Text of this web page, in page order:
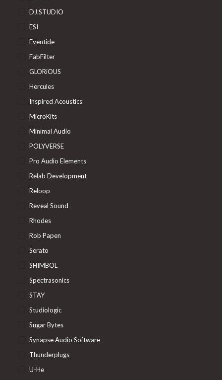
DJ.STUDIO
ESI
Eventide
FabFilter
GLORiOUS
Hercules
Inspired Acoustics
MicroKits
Minimal Audio
POLYVERSE
Pro Audio Elements
Relab Development
Reloop
Reveal Sound
Rhodes
Rob Papen
Serato
SHIMBOL
Spectrasonics
STAY
Studiologic
Sugar Bytes
Synapse Audio Software
Thunderplugs
U-He